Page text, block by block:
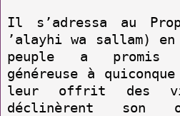
Il s’adressa au
’alayhi wa sallam)
peuple a promis
généreuse à
leur offrit des
déclinèrent son